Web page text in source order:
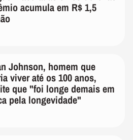
acumula em R$ 1,5
Johnson, homem que
viver até os 100 anos,
que "foi longe demais em
pela longevidade"